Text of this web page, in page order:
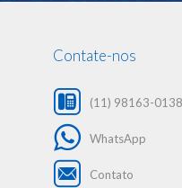
Contate-nos
(11) 98163-0138
WhatsApp
Contato